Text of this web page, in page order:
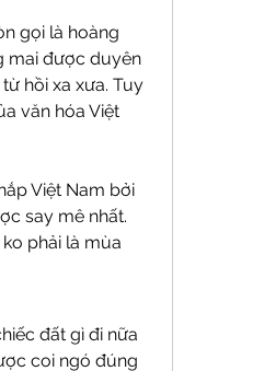
gọi là hoàng
mai được duyên
hồi xa xưa. Tuy
văn hóa Việt
Việt Nam bởi
say mê nhất.
phải là mùa
đất gì đi nữa
coi ngó đúng